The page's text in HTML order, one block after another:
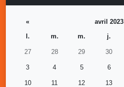
« avril 2023
l.
m. m. j.
27 28 29 30
3 4 5 6
10 11 12 13